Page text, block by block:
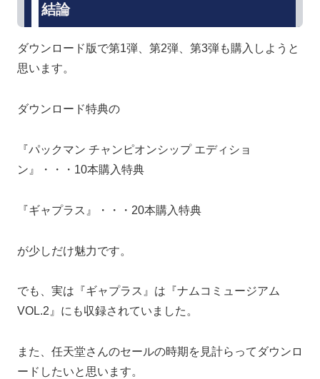
結論
ダウンロード版で第1弾、第2弾、第3弾も購入しようと
思います。
ダウンロード特典の
『パックマン チャンピオンシップ エディショ
ン』・・・10本購入特典
『ギャプラス』・・・20本購入特典
が少しだけ魅力です。
でも、実は『ギャプラス』は『ナムコミュージアム
VOL.2』にも収録されていました。
また、任天堂さんのセールの時期を見計らってダウンロ
ードしたいと思います。